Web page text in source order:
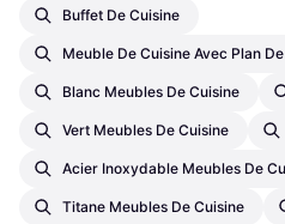
Buffet De Cuisine
Meuble De Cuisine Avec Plan
Blanc Meubles De Cuisine
Vert Meubles De Cuisine
Acier Inoxydable Meubles De
Titane Meubles De Cuisine